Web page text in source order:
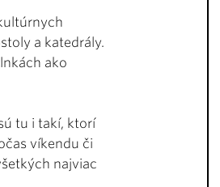
a katedrály.
ako
tu i takí, ktorí
víkendu či
najviac